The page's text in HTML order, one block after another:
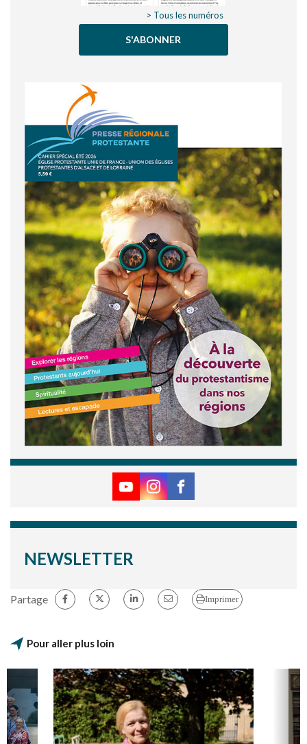
> Tous les numéros
S'ABONNER
NEWSLETTER
Partage Imprimer
Pour aller plus loin